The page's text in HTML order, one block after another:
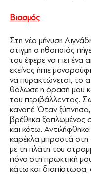
Βιασμός
Στη νέα μήνυση
στιγμή ο ηθοποιός
του έφερε να πιει ένα
εκείνος ήπιε
να πυρακτώνεται, το
θόλωσε η όρασή μου
του περιβάλλοντος.
καναπέ. Όταν
βρέθηκα ξαπλωμένος
και κάτω.
καρέκλα μπροστά στη
με τη πλάτη του
πόνο στη πρωκτική
κάτω και διαπίστωσα,